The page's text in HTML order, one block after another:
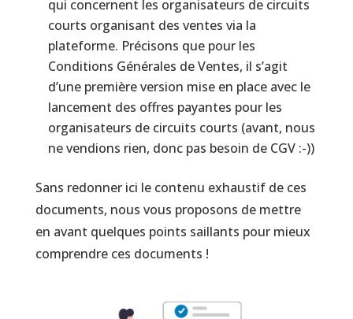
qui concernent les organisateurs de circuits
courts organisant des ventes via la
plateforme. Précisons que pour les
Conditions Générales de Ventes, il s’agit
d’une première version mise en place avec le
lancement des offres payantes pour les
organisateurs de circuits courts (avant, nous
ne vendions rien, donc pas besoin de CGV :-))
Sans redonner ici le contenu exhaustif de ces
documents, nous vous proposons de mettre
en avant quelques points saillants pour mieux
comprendre ces documents !